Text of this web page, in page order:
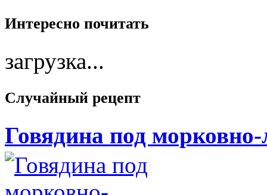
Интересно почитать
загрузка...
Случайный рецепт
Говядина под